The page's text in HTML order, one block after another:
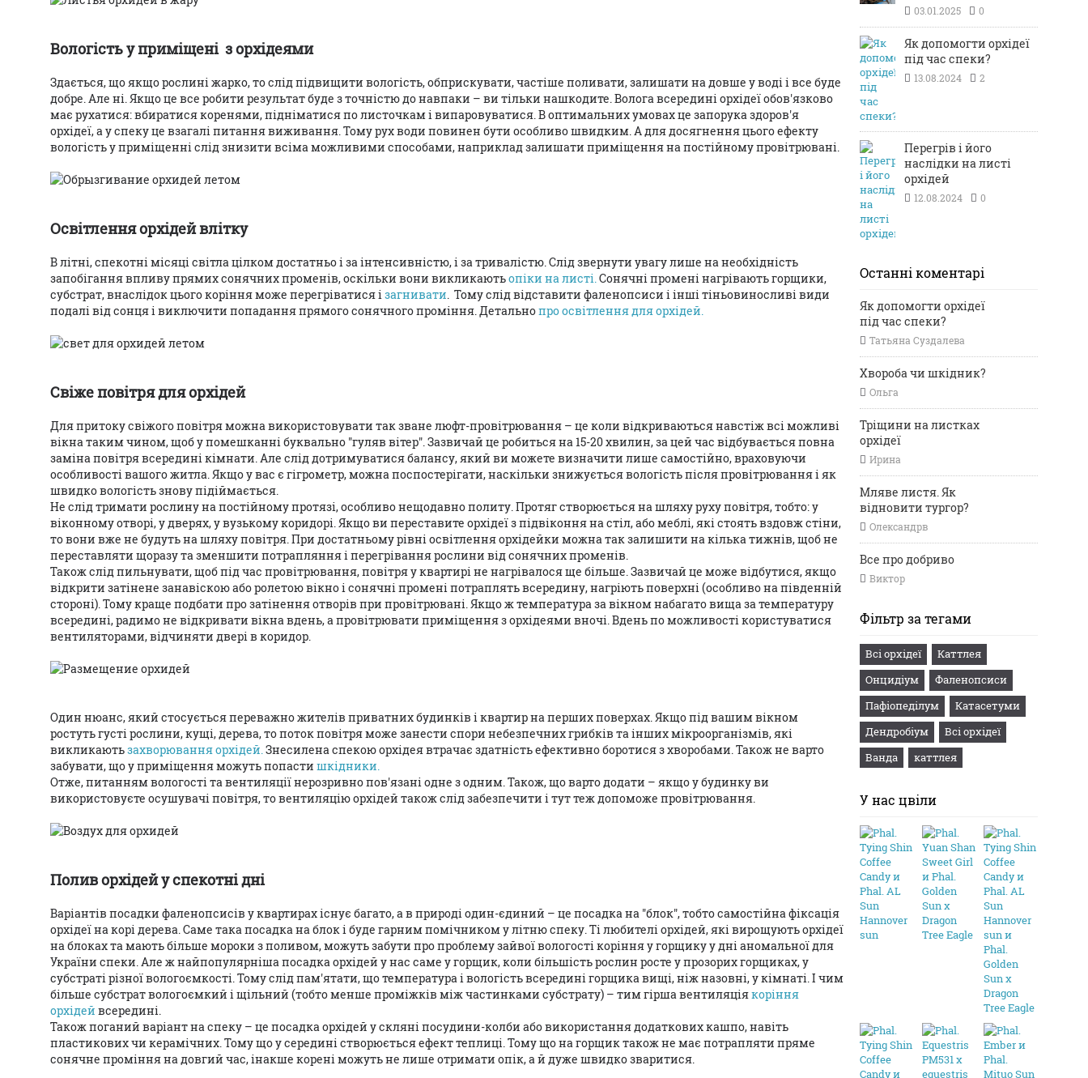
03.01.2025 0
Як допомогти орхідеї
під час спеки?
13.08.2024 2
Перегрів і його
наслідки на листі
орхідей
12.08.2024 0
Останні коментарі
Як допомогти орхідеї
під час спеки?
Татьяна Суздалева
Хвороба чи шкідник?
Ольга
Тріщини на листках
орхідеї
Ирина
Мляве листя. Як
відновити тургор?
Олександрв
Все про добриво
Виктор
Фільтр за тегами
Всі орхідеї
Каттлея
Онцидіум
Фаленопсиси
Пафіопеділум
Катасетуми
Дендробіум
Всi орхідеї
Ванда
каттлея
У нас цвіли
Вологість у приміщені з орхідеями
Здається, що якщо рослині жарко, то слід підвищити вологість, обприскувати, частіше поливати, залишати на довше у воді і все буде
добре. Але ні. Якщо це все робити результат буде з точністю до навпаки – ви тільки нашкодите. Волога всередині орхідеї обов'язково
має рухатися: вбиратися коренями, підніматися по листочкам і випаровуватися. В оптимальних умовах це запорука здоров'я
орхідеї, а у спеку це взагалі питання виживання. Тому рух води повинен бути особливо швидким. А для досягнення цього ефекту
вологість у приміщенні слід знизити всіма можливими способами, наприклад залишати приміщення на постійному провітрювані.
Освітлення орхідей влітку
В літні, спекотні місяці світла цілком достатньо і за інтенсивністю, і за тривалістю. Слід звернути увагу лише на необхідність
запобігання впливу прямих сонячних променів, оскільки вони викликаютьопіки на листі.Сонячні промені нагрівають горщики,
субстрат, внаслідок цього коріння може перегріватися ізагнивати. Тому слід відставити фаленопсиси і інші тіньовиносливі види
подалі від сонця і виключити попадання прямого сонячного проміння. Детальнопро освітлення для орхідей.
Свіже повітря для орхідей
Для притоку свіжого повітря можна використовувати так зване люфт-провітрювання – це коли відкриваються навстіж всі можливі
вікна таким чином, щоб у помешканні буквально "гуляв вітер". Зазвичай це робиться на 15-20 хвилин, за цей час відбувається повна
заміна повітря всередині кімнати. Але слід дотримуватися балансу, який ви можете визначити лише самостійно, враховуючи
особливості вашого житла. Якщо у вас є гігрометр, можна поспостерігати, наскільки знижується вологість після провітрювання і як
швидко вологість знову підіймається.
Не слід тримати рослину на постійному протязі, особливо нещодавно политу. Протяг створюється на шляху руху повітря, тобто: у
віконному отворі, у дверях, у вузькому коридорі. Якщо ви переставите орхідеї з підвіконня на стіл, або меблі, які стоять вздовж стіни,
то вони вже не будуть на шляху повітря. При достатньому рівні освітлення орхідейки можна так залишити на кілька тижнів, щоб не
переставляти щоразу та зменшити потрапляння і перегрівання рослини від сонячних променів.
Також слід пильнувати, щоб під час провітрювання, повітря у квартирі не нагрівалося ще більше. Зазвичай це може відбутися, якщо
відкрити затінене занавіскою або ролетою вікно і сонячні промені потраплять всередину, нагріють поверхні (особливо на південній
стороні). Тому краще подбати про затінення отворів при провітрювані. Якщо ж температура за вікном набагато вища за температуру
всередині, радимо не відкривати вікна вдень, а провітрювати приміщення з орхідеями вночі. Вдень по можливості користуватися
вентиляторами, відчиняти двері в коридор.
Один нюанс, який стосується переважно жителів приватних будинків і квартир на перших поверхах. Якщо під вашим вікном
ростуть густі рослини, кущі, дерева, то поток повітря може занести спори небезпечних грибків та інших мікроорганізмів, які
викликаютьзахворювання орхідей.Знесилена спекою орхідея втрачає здатність ефективно боротися з хворобами. Також не варто
забувати, що у приміщення можуть попасти шкідники.
Отже, питанням вологості та вентиляції нерозривно пов'язані одне з одним. Також, що варто додати – якщо у будинку ви
використовуєте осушувачі повітря, то вентиляцію орхідей також слід забезпечити і тут теж допоможе провітрювання.
Полив орхідей у спекотні дні
Варіантів посадки фаленопсисів у квартирах існує багато, а в природі один-єдиний – це посадка на "блок", тобто самостійна фіксація
орхідеї на корі дерева. Саме така посадка на блок і буде гарним помічником у літню спеку. Ті любителі орхідей, які вирощують орхідеї
на блоках та мають більше мороки з поливом, можуть забути про проблему зайвої вологості коріння у горщику у дні аномальної для
України спеки. Але ж найпопулярніша посадка орхідей у нас саме у горщик, коли більшість рослин росте у прозорих горщиках, у
субстраті різної вологоємкості. Тому слід пам'ятати, що температура і вологість всередині горщика вищі, ніж назовні, у кімнаті. І чим
більше субстрат вологоємкий і щільний (тобто менше проміжків між частинками субстрату) – тим гірша вентиляціякоріння
орхідей всередині.
Також поганий варіант на спеку – це посадка орхідей у скляні посудини-колби або використання додаткових кашпо, навіть
пластикових чи керамічних. Тому що у середині створюється ефект теплиці. Тому що на горщик також не має потрапляти пряме
сонячне проміння на довгий час, інакше корені можуть не лише отримати опік, а й дуже швидко зваритися.